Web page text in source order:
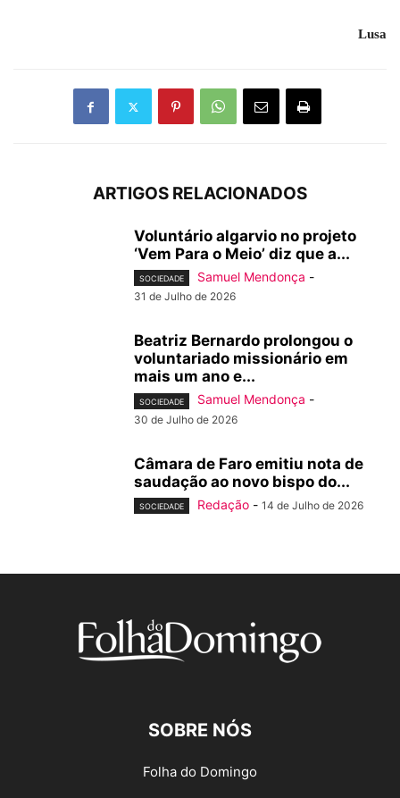
Lusa
ARTIGOS RELACIONADOS
Voluntário algarvio no projeto
‘Vem Para o Meio’ diz que a...
SOCIEDADE Samuel Mendonça -
31 de Julho de 2026
Beatriz Bernardo prolongou o
voluntariado missionário em
mais um ano e...
SOCIEDADE Samuel Mendonça -
30 de Julho de 2026
Câmara de Faro emitiu nota de
saudação ao novo bispo do...
SOCIEDADE Redação - 14 de Julho de 2026
SOBRE NÓS
Folha do Domingo